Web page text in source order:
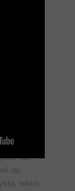
dla
do
lekko